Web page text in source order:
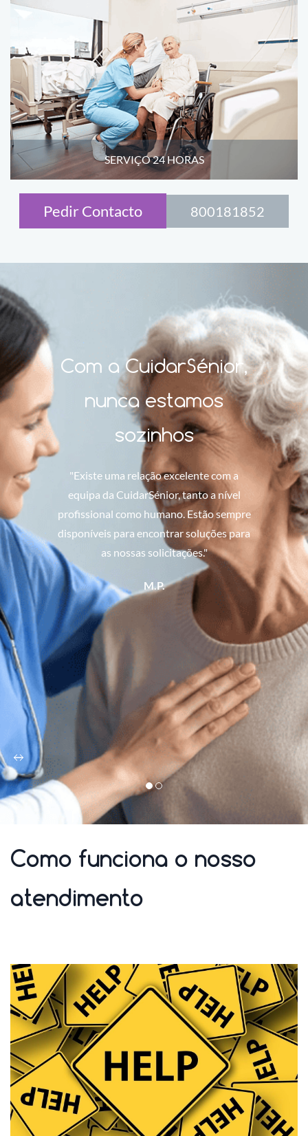
SERVIÇO 24 HORAS
Pedir Contacto 800181852
Com a CuidarSénior,
nunca estamos
sozinhos
"Existe uma relação excelente com a
equipa da CuidarSénior, tanto a nível
profissional como humano. Estão sempre
disponíveis para encontrar soluções para
as nossas solicitações."
M.P.
Como funciona o nosso
atendimento